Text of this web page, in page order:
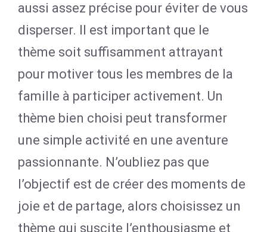
aussi assez précise pour éviter de vous
disperser. Il est important que le
thème soit suffisamment attrayant
pour motiver tous les membres de la
famille à participer activement. Un
thème bien choisi peut transformer
une simple activité en une aventure
passionnante. N’oubliez pas que
l’objectif est de créer des moments de
joie et de partage, alors choisissez un
thème qui suscite l’enthousiasme et